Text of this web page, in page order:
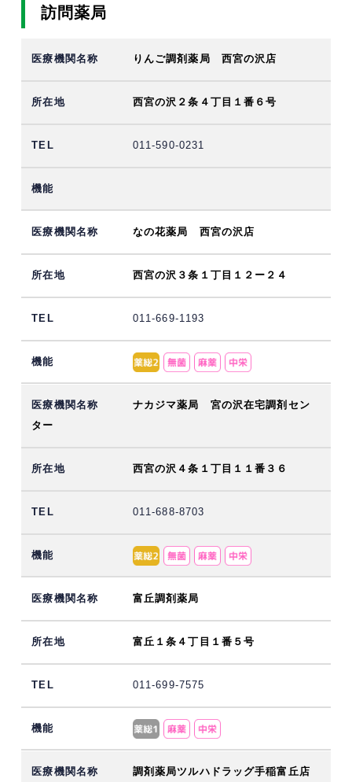
訪問薬局
りんご調剤薬局 西宮の沢店
西宮の沢２条４丁目１番６号
011-590-0231
なの花薬局 西宮の沢店
西宮の沢３条１丁目１２ー２４
011-669-1193
ナカジマ薬局 宮の沢在宅調剤セン
ター
西宮の沢４条１丁目１１番３６
011-688-8703
富丘調剤薬局
富丘１条４丁目１番５号
011-699-7575
調剤薬局ツルハドラッグ手稲富丘店